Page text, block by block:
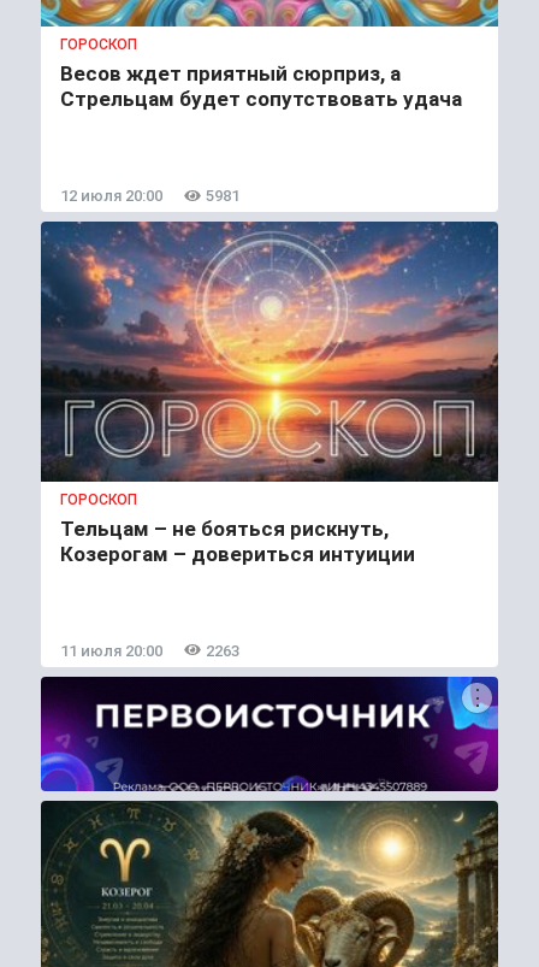
ГОРОСКОП
Весов ждет приятный сюрприз, а
Стрельцам будет сопутствовать удача
12 июля 20:00 5981
ГОРОСКОП
Тельцам – не бояться рискнуть,
Козерогам – довериться интуиции
11 июля 20:00 2263